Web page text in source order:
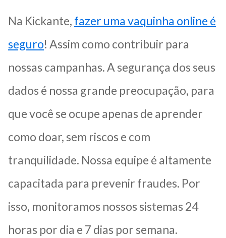
Na Kickante, fazer uma vaquinha online é
seguro! Assim como contribuir para
nossas campanhas. A segurança dos seus
dados é nossa grande preocupação, para
que você se ocupe apenas de aprender
como doar, sem riscos e com
tranquilidade. Nossa equipe é altamente
capacitada para prevenir fraudes. Por
isso, monitoramos nossos sistemas 24
horas por dia e 7 dias por semana.